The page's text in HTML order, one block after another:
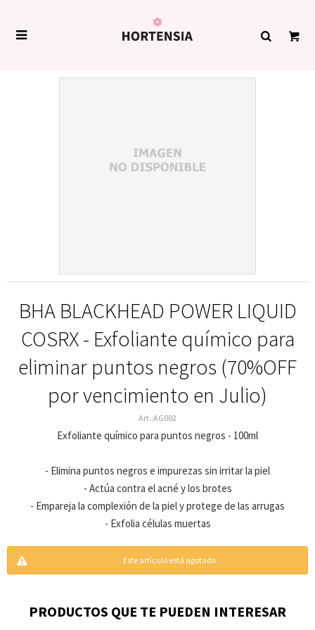

BHA BLACKHEAD POWER LIQUID
COSRX - Exfoliante químico para
eliminar puntos negros (70%OFF
por vencimiento en Julio)
AG002
Exfoliante químico para puntos negros - 100ml
- Elimina puntos negros e impurezas sin irritar la piel
- Actúa contra el acné y los brotes
- Empareja la complexión de la piel y protege de las arrugas
- Exfolia células muertas
Este artículo está agotado.
PRODUCTOS QUE TE PUEDEN INTERESAR